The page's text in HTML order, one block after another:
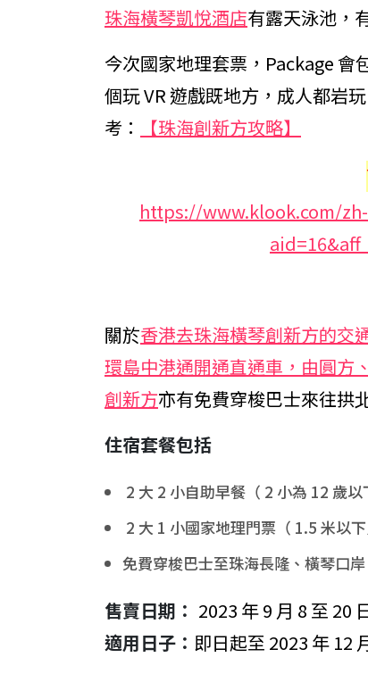
珠海橫琴凱悅酒店有露天泳池，
今次國家地理套票，Package 會
個玩 VR 遊戲既地方，成人都岩
考：
【珠海創新方攻略】
https://www.klook.com/
關於香港去珠海橫琴創新方的交
環島中港通開通直通車，由圓方
創新方亦有免費穿梭巴士來往拱
住宿套餐包括
2 大 2 小自助早餐（ 2 小為 12 歲以
2 大 1 小國家地理門票（ 1.5 米以
免費穿梭巴士至珠海長隆、橫琴口岸
售賣日期： 2023 年 9 月 8 至 20
適用日子： 即日起至 2023 年 12